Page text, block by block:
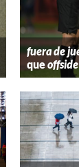
fuera de
queoffside